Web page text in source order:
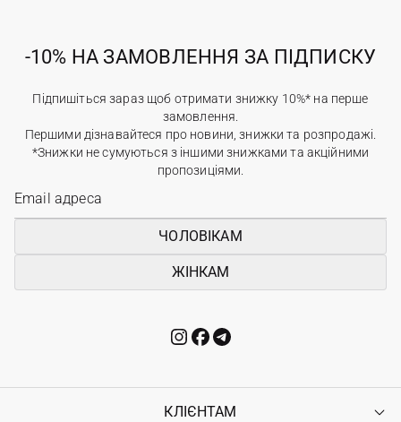
-10% НА ЗАМОВЛЕННЯ ЗА ПІДПИСКУ
Підпишіться зараз щоб отримати знижку 10%* на перше
замовлення.
Першими дізнавайтеся про новини, знижки та розпродажі.
*Знижки не сумуються з іншими знижками та акційними
пропозиціями.
ЧОЛОВІКАМ
ЖІНКАМ
КЛІЄНТАМ